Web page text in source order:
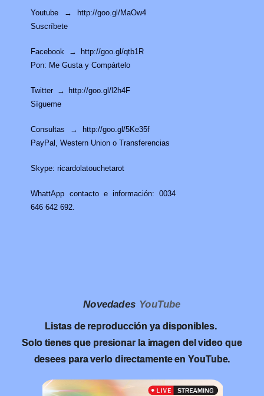
Youtube → http://goo.gl/MaOw4
Suscríbete
Facebook → http://goo.gl/qtb1R
Pon: Me Gusta y Compártelo
Twitter → http://goo.gl/l2h4F
Sígueme
Consultas → http://goo.gl/5Ke35f
PayPal, Western Union o Transferencias
Skype: ricardolatouchetarot
WhattApp contacto e información: 0034
646 642 692.
Novedades YouTube
Listas de reproducción ya disponibles.
Solo tienes que presionar la imagen del video que
desees para verlo directamente en YouTube.